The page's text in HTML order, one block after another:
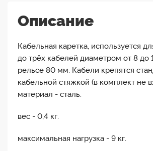
Описание
Кабельная каретка, используется
до трёх кабелей диаметром от 8 до
рельсе 80 мм. Кабели крепятся
кабельной стяжкой (в комплект не
материал - сталь.
вес - 0,4 кг.
максимальная нагрузка - 9 кг.